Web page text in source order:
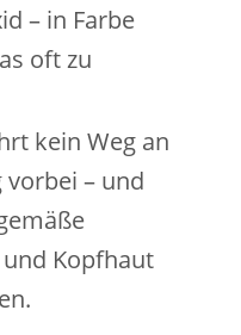
– in Farbe
oft zu
kein Weg an
– und
Kopfhaut